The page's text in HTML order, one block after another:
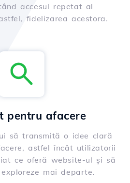
accesul repetat al
fidelizarea acestora.
pentru afacere
să transmită o idee clară
astfel încât utilizatorii
ce oferă website-ul și să
mai departe.